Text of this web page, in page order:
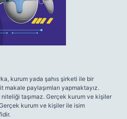
kurum yada şahıs şirketi ile bir
makale paylaşımları yapmaktayız.
taşımaz. Gerçek kurum ve kişiler
kurum ve kişiler ile isim